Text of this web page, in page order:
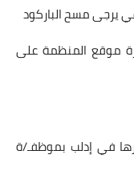
يرجى مسح الباركود
موقع المنظمة على
في إدلب بموظفـ/ة